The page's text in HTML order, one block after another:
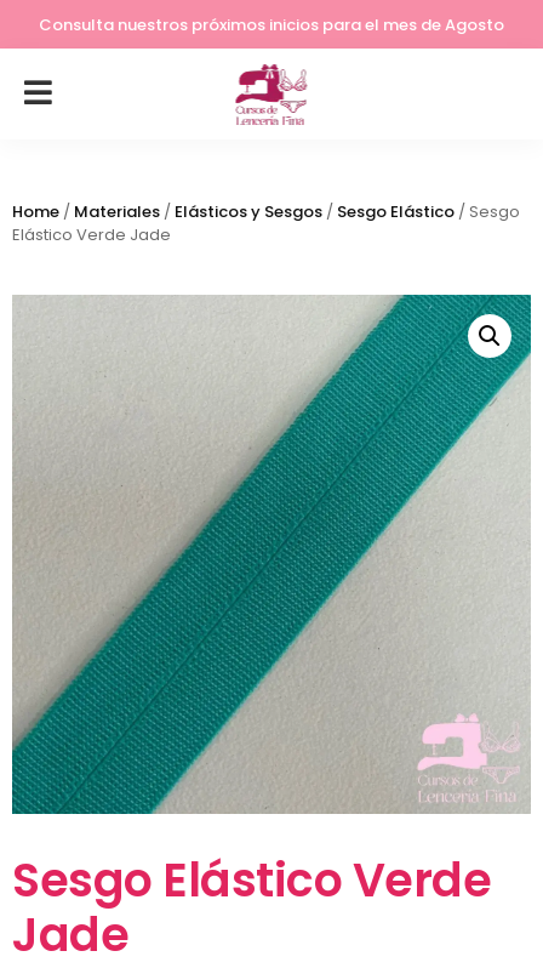
Lleva tu costura a otro nivel
Home / Materiales / Elásticos y Sesgos / Sesgo Elástico / Sesgo
Elástico Verde Jade
Sesgo Elástico Verde
Jade